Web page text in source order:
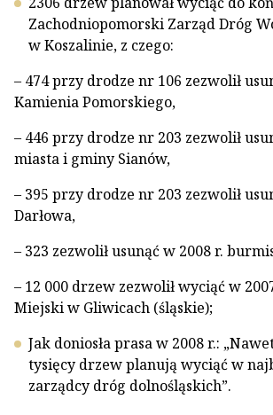
Zachodniopomorski Zarząd Dróg
w Koszalinie, z czego:
– 474 przy drodze nr 106 zezwolił
Kamienia Pomorskiego,
– 446 przy drodze nr 203 zezwolił
miasta i gminy Sianów,
– 395 przy drodze nr 203 zezwolił
Darłowa,
– 323 zezwolił usunąć w 2008 r.
– 12 000 drzew zezwolił wyciąć w
Miejski w Gliwicach (śląskie);
Jak doniosła prasa w 2008 r.:
tysięcy drzew planują wyciąć w
zarządcy dróg dolnośląskich”.